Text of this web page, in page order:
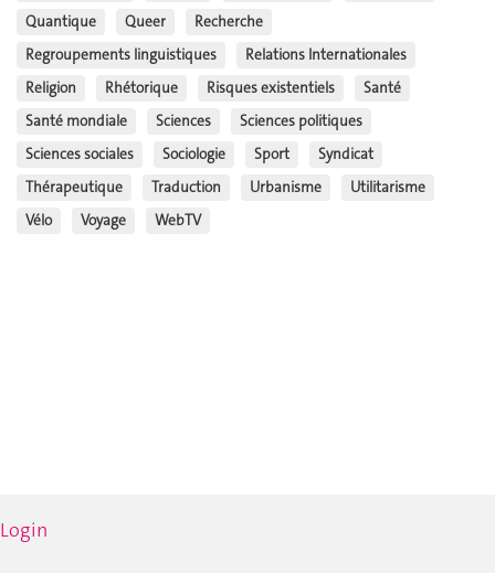
Quantique
Queer
Recherche
Regroupements linguistiques
Relations Internationales
Religion
Rhétorique Risques existentiels
Santé
Santé mondiale
Sciences
Sciences politiques
Sciences sociales
Sociologie Sport
Syndicat
Thérapeutique
Traduction Urbanisme
Utilitarisme
Vélo
Voyage WebTV
Login